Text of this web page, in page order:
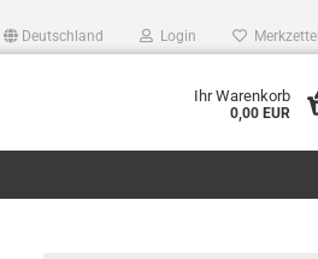
Deutschland Login Merkzettel
Ihr Warenkorb
0,00 EUR